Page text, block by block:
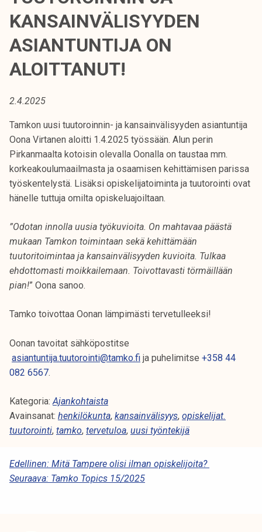
o
e
k
o
u
l
u
n
p
i
s
k
e
i
a
k
u
t
a
KANSAINVÄLISYYDEN
ASIANTUNTIJA ON
ALOITTANUT!
2.4.2025
Tamkon uusi tuutoroinnin- ja kansainvälisyyden asiantuntija
Oona Virtanen aloitti 1.4.2025 työssään. Alun perin
Pirkanmaalta kotoisin olevalla Oonalla on taustaa mm.
korkeakoulumaailmasta ja osaamisen kehittämisen parissa
työskentelystä. Lisäksi opiskelijatoiminta ja tuutorointi ovat
hänelle tuttuja omilta opiskeluajoiltaan.
”Odotan innolla uusia työkuvioita. On mahtavaa päästä
mukaan Tamkon toimintaan sekä kehittämään
tuutoritoimintaa ja kansainvälisyyden kuvioita. Tulkaa
ehdottomasti moikkailemaan. Toivottavasti törmäillään
pian!” Oona sanoo.
Tamko toivottaa Oonan lämpimästi tervetulleeksi!
Oonan tavoitat sähköpostitse
asiantuntija.tuutorointi@tamko.fi ja puhelimitse +358 44
082 6567.
Kategoria:Ajankohtaista
Avainsanat: henkilökunta, kansainvälisyys, opiskelijat.
tuutorointi, tamko, tervetuloa, uusi työntekijä
A
R
Edellinen: Mitä Tampere olisi ilman opiskelijoita?
Seuraava: Tamko Topics 15/2025